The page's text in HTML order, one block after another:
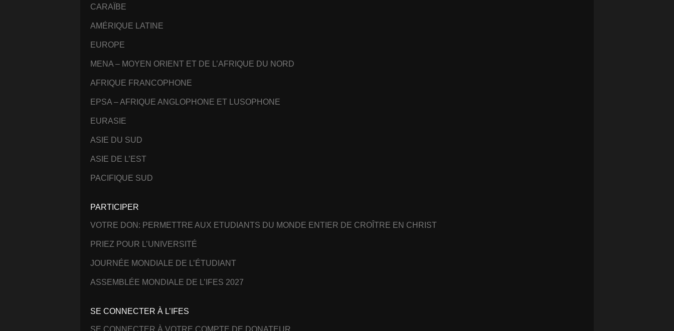
CARAÏBE
AMÉRIQUE LATINE
EUROPE
MENA – MOYEN ORIENT ET DE L’AFRIQUE DU NORD
AFRIQUE FRANCOPHONE
EPSA – AFRIQUE ANGLOPHONE ET LUSOPHONE
EURASIE
ASIE DU SUD
ASIE DE L’EST
PACIFIQUE SUD
PARTICIPER
VOTRE DON: PERMETTRE AUX ETUDIANTS DU MONDE ENTIER DE CROÎTRE EN CHRIST
PRIEZ POUR L’UNIVERSITÉ
JOURNÉE MONDIALE DE L’ÉTUDIANT
ASSEMBLÉE MONDIALE DE L’IFES 2027
SE CONNECTER À L’IFES